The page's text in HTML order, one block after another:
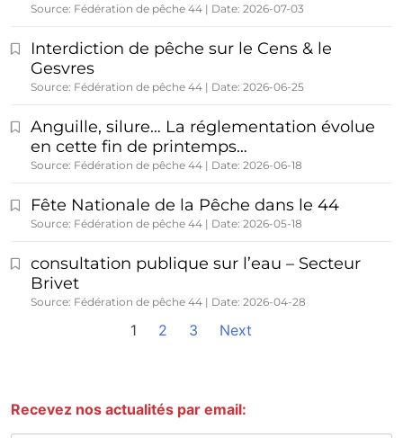
Source: Fédération de pêche 44 Date: 2026-07-03
Interdiction de pêche sur le Cens & le
Gesvres
Source: Fédération de pêche 44 Date: 2026-06-25
Anguille, silure… La réglementation évolue
en cette fin de printemps…
Source: Fédération de pêche 44 Date: 2026-06-18
Fête Nationale de la Pêche dans le 44
Source: Fédération de pêche 44 Date: 2026-05-18
consultation publique sur l’eau – Secteur
Brivet
Source: Fédération de pêche 44 Date: 2026-04-28
1 2 3 Next
Recevez nos actualités par email: